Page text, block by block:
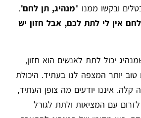
ובקשו ממנו "מנהיג, תן לחם".
לחם אין לי לתת לכם, אבל חזון יש
יכול לתת לאנשים הוא חזון,
יותר המצפה לנו בעתיד. היכולת
קלה. איננו יודעים מה צופן העתיד,
לזרום עם המציאות ולתת לגורל